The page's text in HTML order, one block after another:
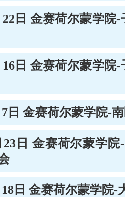
22日 金赛荷尔蒙学院
16日 金赛荷尔蒙学院
7日 金赛荷尔蒙学院-
23日 金赛荷尔蒙学
18日 金赛荷尔蒙学院-